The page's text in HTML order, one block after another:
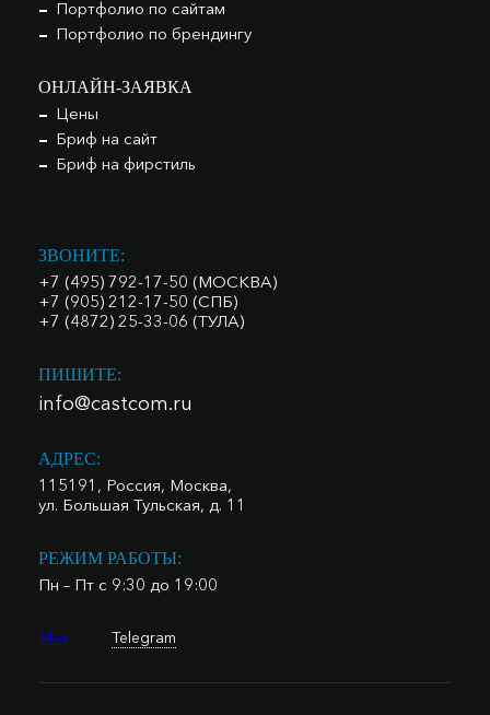
Портфолио по сайтам
Портфолио по брендингу
ОНЛАЙН-ЗАЯВКА
Цены
Бриф на сайт
Бриф на фирстиль
ЗВОНИТЕ:
+7 (495) 792-17-50 (МОСКВА)
+7 (905) 212-17-50 (СПБ)
+7 (4872) 25-33-06 (ТУЛА)
ПИШИТЕ:
info@castcom.ru
АДРЕС:
115191, Россия, Москва,
ул. Большая Тульская, д. 11
РЕЖИМ РАБОТЫ:
Пн – Пт с 9:30 до 19:00
Max Telegram